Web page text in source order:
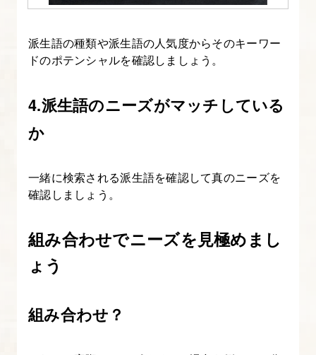
派生語の種類や派生語の人気度からそのキーワー
ドのポテンシャルを確認しましょう。
4.派生語のニーズがマッチしている
か
一緒に検索される派生語を確認して真のニーズを
確認しましょう。
組み合わせでニーズを見極めまし
ょう
組み合わせ？